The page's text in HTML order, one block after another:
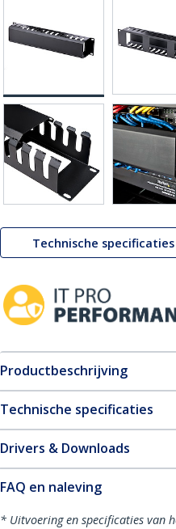
Technische specificaties
Productbeschrijving
Technische specificaties
Drivers & Downloads
FAQ en naleving
* Uitvoering en specificaties van